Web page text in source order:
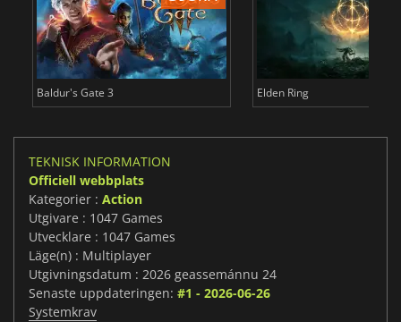
Baldur's Gate 3 Elden Ring
TEKNISK INFORMATION
Officiell webbplats
Kategorier : Action
Utgivare : 1047 Games
Utvecklare : 1047 Games
Läge(n) : Multiplayer
Utgivningsdatum : 2026 geassemánnu 24
Senaste uppdateringen: #1 - 2026-06-26
Systemkrav